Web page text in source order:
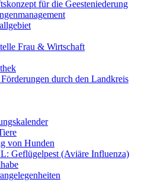
für die Geesteniederung
Frau & Wirtschaft
durch den Landkreis
von Hunden
Geflügelpest (Aviäre Influenza)